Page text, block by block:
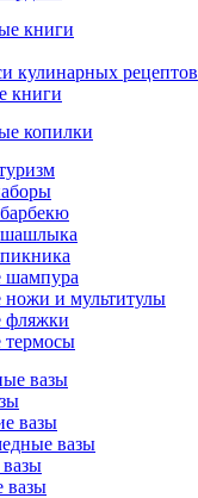
книги
кулинарных рецептов
книги
копилки
шампура
и мультитулы
фляжки
вазы
вазы
вазы
вазы